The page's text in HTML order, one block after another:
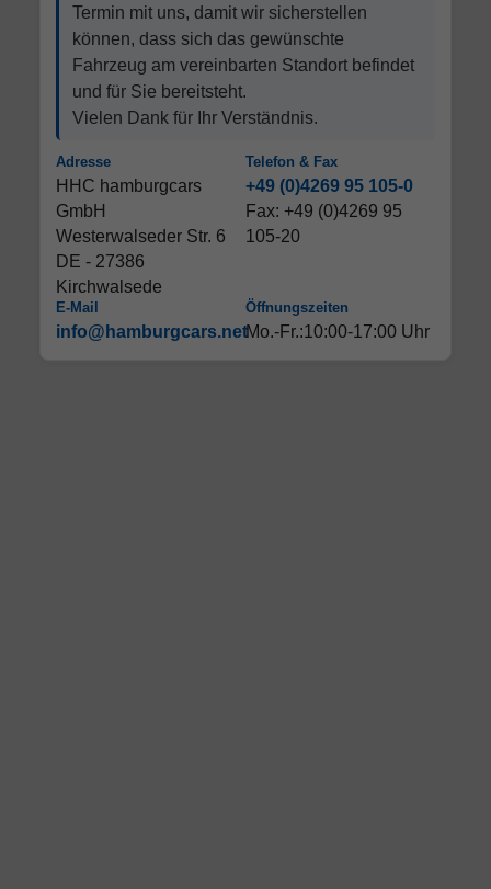
Termin mit uns, damit wir sicherstellen
können, dass sich das gewünschte
Fahrzeug am vereinbarten Standort befindet
und für Sie bereitsteht.
Vielen Dank für Ihr Verständnis.
Adresse
HHC hamburgcars
GmbH
Westerwalseder Str. 6
DE - 27386
Kirchwalsede
Telefon & Fax
+49 (0)4269 95 105-0
Fax: +49 (0)4269 95
105-20
E-Mail
info@hamburgcars.net
Öffnungszeiten
Mo.-Fr.:10:00-17:00 Uhr